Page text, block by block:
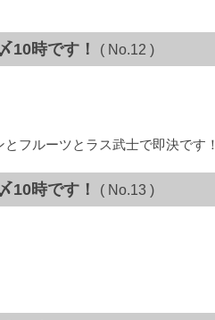
10時です！
( No.12 )
フルーツとラス武士で即決です！
10時です！
( No.13 )